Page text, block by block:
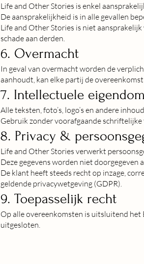
Life and Other Stories is enkel
De aansprakelijkheid is in alle gevallen
Life and Other Stories is niet
schade aan derden.
6. Overmacht
In geval van overmacht worden de
aanhoudt, kan elke partij de
7. Intellectuele eigendom
Alle teksten, foto’s, logo’s en andere
Gebruik zonder voorafgaande
8. Privacy &
Life and Other Stories verwerkt
Deze gegevens worden niet
De klant heeft steeds recht op inzage,
geldende privacywetgeving (GDPR).
9. Toepasselijk recht
Op alle overeenkomsten is uitsluitend
uitgesloten.